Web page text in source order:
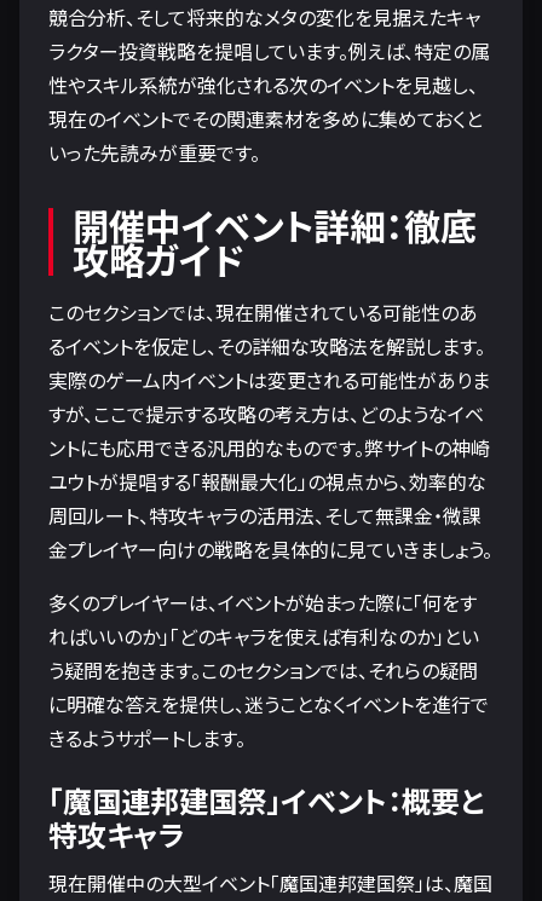
競合分析、そして将来的なメタの変化を見据えたキャ
ラクター投資戦略を提唱しています。例えば、特定の属
性やスキル系統が強化される次のイベントを見越し、
現在のイベントでその関連素材を多めに集めておくと
いった先読みが重要です。
開催中イベント詳細：徹底
攻略ガイド
このセクションでは、現在開催されている可能性のあ
るイベントを仮定し、その詳細な攻略法を解説します。
実際のゲーム内イベントは変更される可能性がありま
すが、ここで提示する攻略の考え方は、どのようなイベ
ントにも応用できる汎用的なものです。弊サイトの神崎
ユウトが提唱する「報酬最大化」の視点から、効率的な
周回ルート、特攻キャラの活用法、そして無課金・微課
金プレイヤー向けの戦略を具体的に見ていきましょう。
多くのプレイヤーは、イベントが始まった際に「何をす
ればいいのか」「どのキャラを使えば有利なのか」とい
う疑問を抱きます。このセクションでは、それらの疑問
に明確な答えを提供し、迷うことなくイベントを進行で
きるようサポートします。
「魔国連邦建国祭」イベント：概要と
特攻キャラ
現在開催中の大型イベント「魔国連邦建国祭」は、魔国